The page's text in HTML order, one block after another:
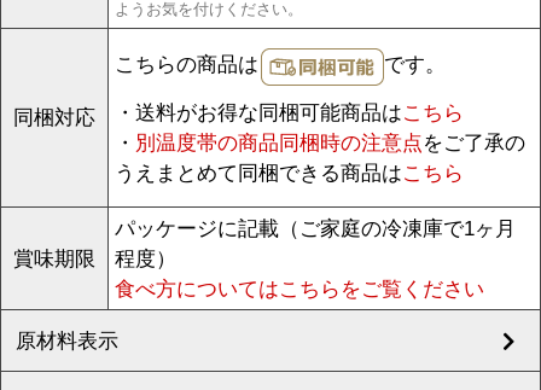
ようお気を付けください。
同梱対応
こちらの商品は です。
・送料がお得な同梱可能商品はこちら
・ 別温度帯の商品同梱時の注意点をご了承の
うえまとめて同梱できる商品はこちら
賞味期限
パッケージに記載（ご家庭の冷凍庫で1ヶ月
程度）
食べ方についてはこちらをご覧ください
原材料表示